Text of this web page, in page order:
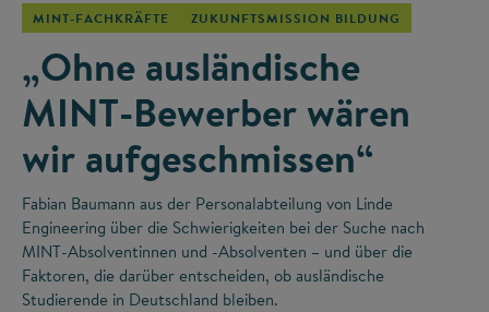
MINT-FACHKRÄFTE ZUKUNFTSMISSION BILDUNG
„Ohne ausländische
MINT-Bewerber wären
wir aufgeschmissen“
Fabian Baumann aus der Personalabteilung von Linde
Engineering über die Schwierigkeiten bei der Suche nach
MINT-Absolventinnen und -Absolventen – und über die
Faktoren, die darüber entscheiden, ob ausländische
Studierende in Deutschland bleiben.